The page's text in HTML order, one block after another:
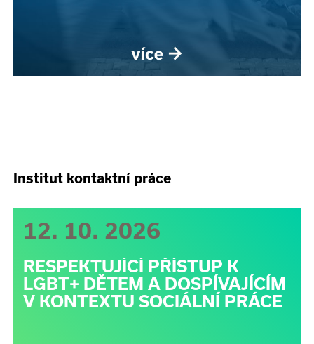
Institut kontaktní práce
12. 10. 2026
RESPEKTUJÍCÍ PŘÍSTUP K
LGBT+ DĚTEM A DOSPÍVAJÍCÍM
V KONTEXTU SOCIÁLNÍ PRÁCE